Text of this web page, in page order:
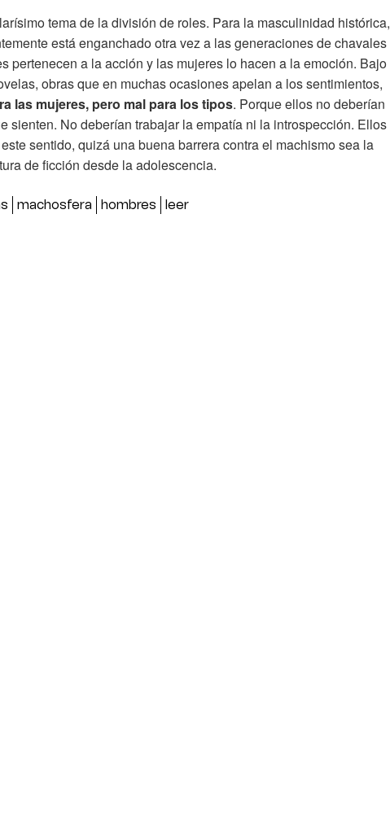
tema de la división de roles. Para la masculinidad histórica,
está enganchado otra vez a las generaciones de chavales
pertenecen a la acción y las mujeres lo hacen a la emoción. Bajo
obras que en muchas ocasiones apelan a los sentimientos,
las mujeres, pero mal para los tipos. Porque ellos no deberían
sienten. No deberían trabajar la empatía ni la introspección. Ellos
sentido, quizá una buena barrera contra el machismo sea la
de ficción desde la adolescencia.
machosfera hombres leer